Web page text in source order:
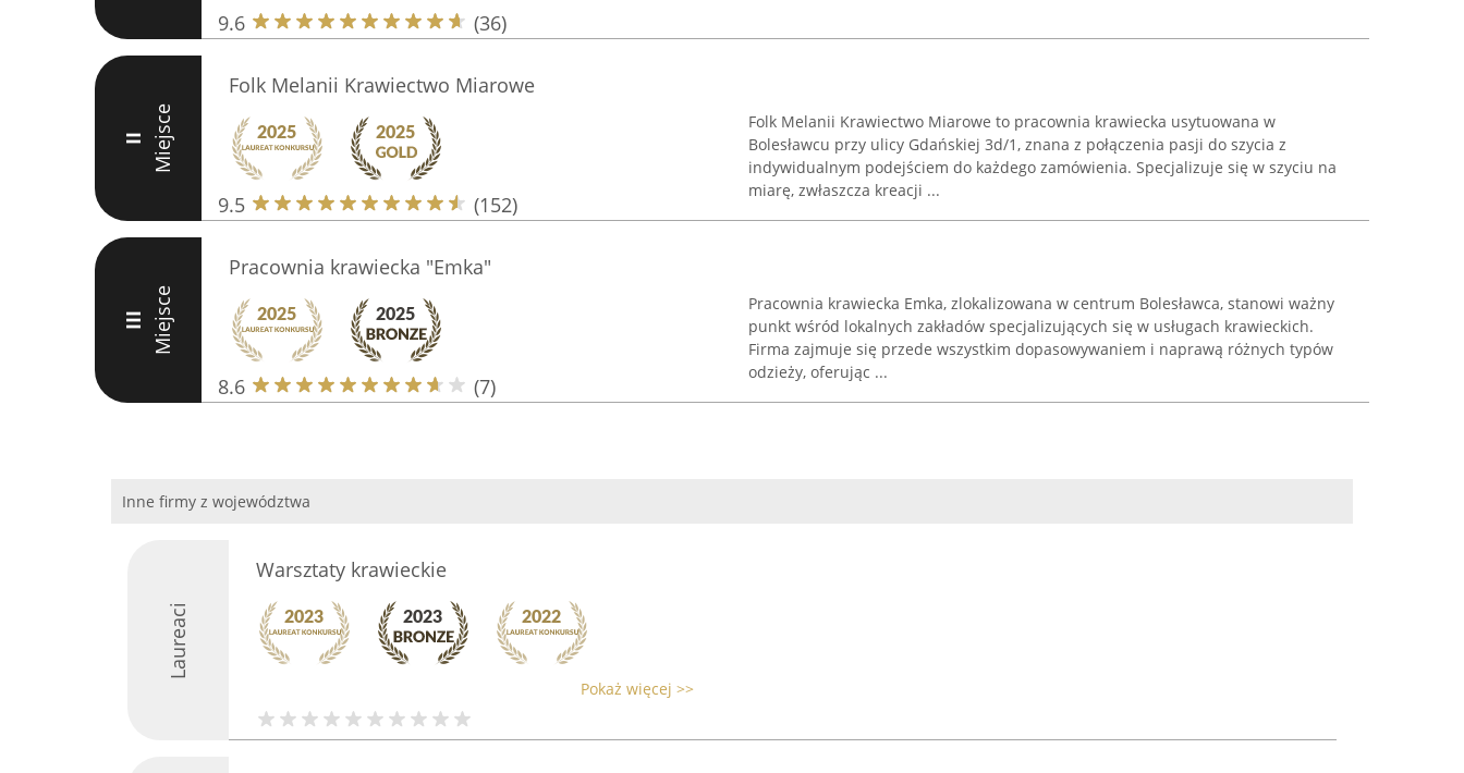
9.6 (36)
II Miejsce
Folk Melanii Krawiectwo Miarowe
9.5 (152)
Folk Melanii Krawiectwo Miarowe to pracownia krawiecka usytuowana w
Bolesławcu przy ulicy Gdańskiej 3d/1, znana z połączenia pasji do szycia z
indywidualnym podejściem do każdego zamówienia. Specjalizuje się w szyciu na
miarę, zwłaszcza kreacji ...
III Miejsce
Pracownia krawiecka "Emka"
8.6 (7)
Pracownia krawiecka Emka, zlokalizowana w centrum Bolesławca, stanowi ważny
punkt wśród lokalnych zakładów specjalizujących się w usługach krawieckich.
Firma zajmuje się przede wszystkim dopasowywaniem i naprawą różnych typów
odzieży, oferując ...
Inne firmy z województwa
Laureaci
Warsztaty krawieckie
Pokaż więcej >>